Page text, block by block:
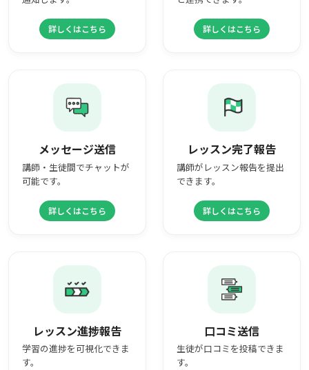
詳しくはこちら 詳しくはこちら
メッセージ送信
講師・生徒間でチャットが
可能です。
詳しくはこちら
レッスン完了報告
講師がレッスン報告を提出
できます。
詳しくはこちら
レッスン進捗報告
学習の進捗を可視化できま
す。
口コミ送信
生徒が口コミを投稿できま
す。